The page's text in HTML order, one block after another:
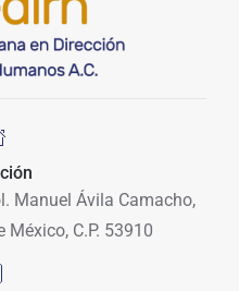
Manuel Ávila Camacho,
México, C.P. 53910